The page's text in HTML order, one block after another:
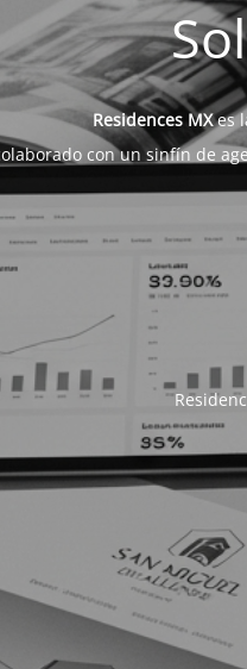
Residences MXes
con un sinfín de